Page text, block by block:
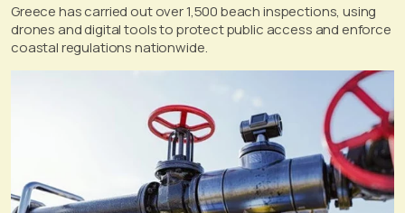
Greece has carried out over 1,500 beach inspections, using
drones and digital tools to protect public access and enforce
coastal regulations nationwide.